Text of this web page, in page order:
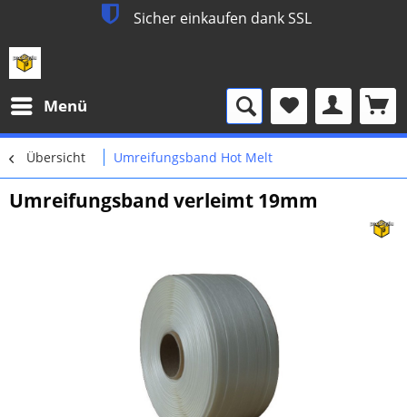
Sicher einkaufen dank SSL
Menü
Übersicht Umreifungsband Hot Melt
Umreifungsband verleimt 19mm